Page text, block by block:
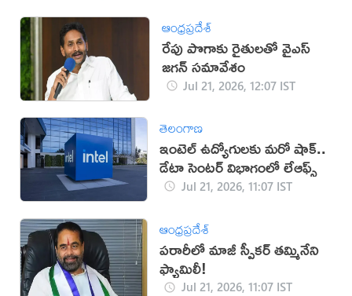
ఆంధ్రప్రదేశ్
రేపు పొగాకు రైతులతో వైఎస్‌
జగన్‌ సమావేశం
Jul 21, 2026, 12:07 IST
తెలంగాణ
ఇంటెల్ ఉద్యోగులకు మరో షాక్..
డేటా సెంటర్ విభాగంలో లేఆఫ్స్
Jul 21, 2026, 11:07 IST
ఆంధ్రప్రదేశ్
పరారీలో మాజీ స్పీకర్ తమ్మినేని
ఫ్యామిలీ!
Jul 21, 2026, 11:07 IST